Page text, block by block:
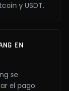
y USDT.
EN
se
el pago.